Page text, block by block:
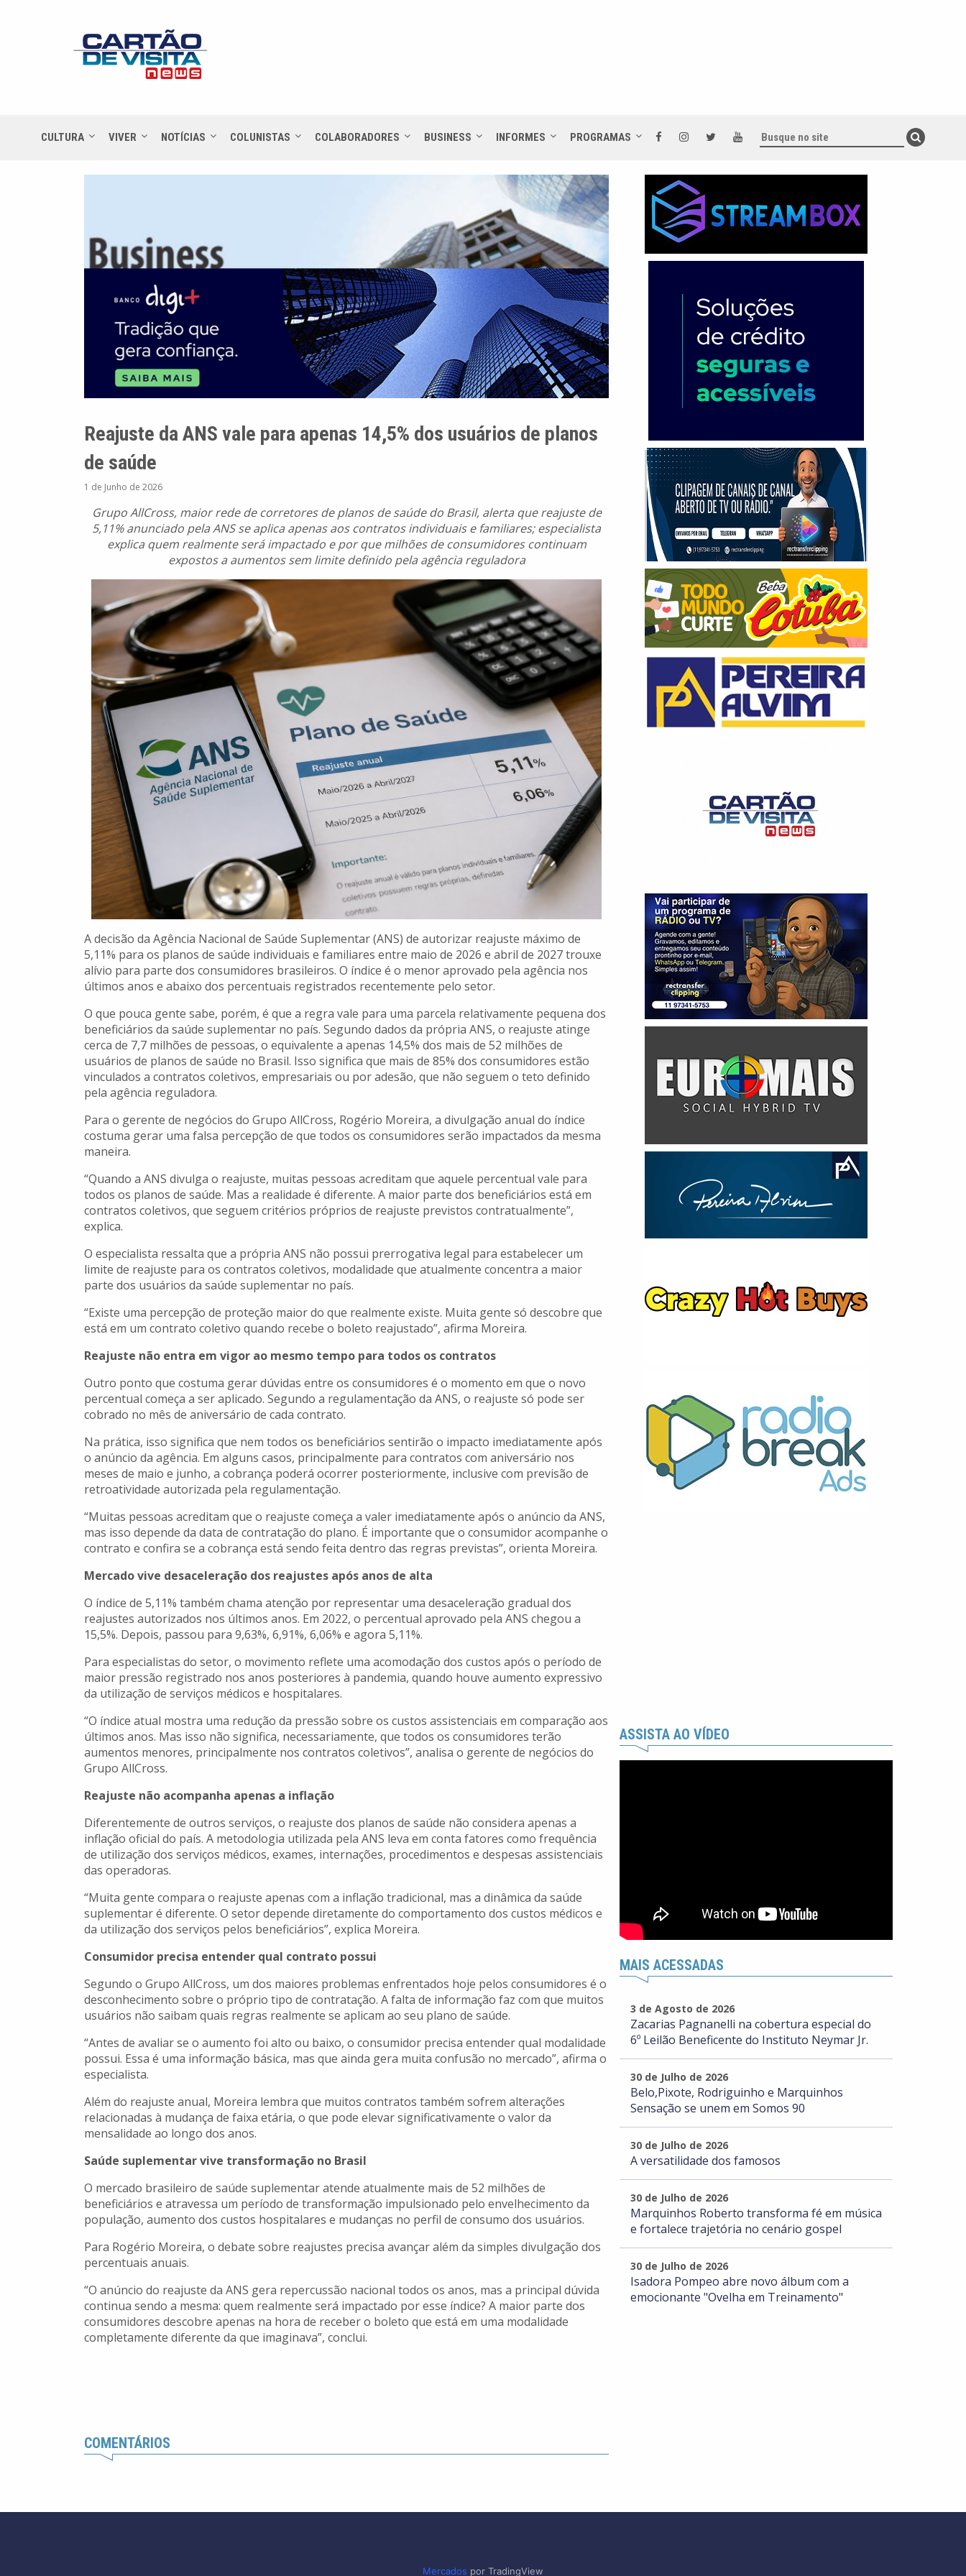
CULTURA VIVER NOTÍCIAS COLUNISTAS COLABORADORES BUSINESS INFORMES PROGRAMAS
Reajuste da ANS vale para apenas 14,5% dos usuários de planos
de saúde
1 de Junho de 2026
Grupo AllCross, maior rede de corretores de planos de saúde do Brasil, alerta que reajuste de
5,11% anunciado pela ANS se aplica apenas aos contratos individuais e familiares; especialista
explica quem realmente será impactado e por que milhões de consumidores continuam
expostos a aumentos sem limite definido pela agência reguladora
A decisão da Agência Nacional de Saúde Suplementar (ANS) de autorizar reajuste máximo de
5,11% para os planos de saúde individuais e familiares entre maio de 2026 e abril de 2027 trouxe
alívio para parte dos consumidores brasileiros. O índice é o menor aprovado pela agência nos
últimos anos e abaixo dos percentuais registrados recentemente pelo setor.
O que pouca gente sabe, porém, é que a regra vale para uma parcela relativamente pequena dos
beneficiários da saúde suplementar no país. Segundo dados da própria ANS, o reajuste atinge
cerca de 7,7 milhões de pessoas, o equivalente a apenas 14,5% dos mais de 52 milhões de
usuários de planos de saúde no Brasil. Isso significa que mais de 85% dos consumidores estão
vinculados a contratos coletivos, empresariais ou por adesão, que não seguem o teto definido
pela agência reguladora.
Para o gerente de negócios do Grupo AllCross, Rogério Moreira, a divulgação anual do índice
costuma gerar uma falsa percepção de que todos os consumidores serão impactados da mesma
maneira.
“Quando a ANS divulga o reajuste, muitas pessoas acreditam que aquele percentual vale para
todos os planos de saúde. Mas a realidade é diferente. A maior parte dos beneficiários está em
contratos coletivos, que seguem critérios próprios de reajuste previstos contratualmente”,
explica.
O especialista ressalta que a própria ANS não possui prerrogativa legal para estabelecer um
limite de reajuste para os contratos coletivos, modalidade que atualmente concentra a maior
parte dos usuários da saúde suplementar no país.
“Existe uma percepção de proteção maior do que realmente existe. Muita gente só descobre que
está em um contrato coletivo quando recebe o boleto reajustado”, afirma Moreira.
Reajuste não entra em vigor ao mesmo tempo para todos os contratos
Outro ponto que costuma gerar dúvidas entre os consumidores é o momento em que o novo
percentual começa a ser aplicado. Segundo a regulamentação da ANS, o reajuste só pode ser
cobrado no mês de aniversário de cada contrato.
Na prática, isso significa que nem todos os beneficiários sentirão o impacto imediatamente após
o anúncio da agência. Em alguns casos, principalmente para contratos com aniversário nos
meses de maio e junho, a cobrança poderá ocorrer posteriormente, inclusive com previsão de
retroatividade autorizada pela regulamentação.
“Muitas pessoas acreditam que o reajuste começa a valer imediatamente após o anúncio da ANS,
mas isso depende da data de contratação do plano. É importante que o consumidor acompanhe o
contrato e confira se a cobrança está sendo feita dentro das regras previstas”, orienta Moreira.
Mercado vive desaceleração dos reajustes após anos de alta
O índice de 5,11% também chama atenção por representar uma desaceleração gradual dos
reajustes autorizados nos últimos anos. Em 2022, o percentual aprovado pela ANS chegou a
15,5%. Depois, passou para 9,63%, 6,91%, 6,06% e agora 5,11%.
Para especialistas do setor, o movimento reflete uma acomodação dos custos após o período de
maior pressão registrado nos anos posteriores à pandemia, quando houve aumento expressivo
da utilização de serviços médicos e hospitalares.
“O índice atual mostra uma redução da pressão sobre os custos assistenciais em comparação aos
últimos anos. Mas isso não significa, necessariamente, que todos os consumidores terão
aumentos menores, principalmente nos contratos coletivos”, analisa o gerente de negócios do
Grupo AllCross.
Reajuste não acompanha apenas a inflação
Diferentemente de outros serviços, o reajuste dos planos de saúde não considera apenas a
inflação oficial do país. A metodologia utilizada pela ANS leva em conta fatores como frequência
de utilização dos serviços médicos, exames, internações, procedimentos e despesas assistenciais
das operadoras.
“Muita gente compara o reajuste apenas com a inflação tradicional, mas a dinâmica da saúde
suplementar é diferente. O setor depende diretamente do comportamento dos custos médicos e
da utilização dos serviços pelos beneficiários”, explica Moreira.
Consumidor precisa entender qual contrato possui
Segundo o Grupo AllCross, um dos maiores problemas enfrentados hoje pelos consumidores é o
desconhecimento sobre o próprio tipo de contratação. A falta de informação faz com que muitos
usuários não saibam quais regras realmente se aplicam ao seu plano de saúde.
“Antes de avaliar se o aumento foi alto ou baixo, o consumidor precisa entender qual modalidade
possui. Essa é uma informação básica, mas que ainda gera muita confusão no mercado”, afirma o
especialista.
Além do reajuste anual, Moreira lembra que muitos contratos também sofrem alterações
relacionadas à mudança de faixa etária, o que pode elevar significativamente o valor da
mensalidade ao longo dos anos.
Saúde suplementar vive transformação no Brasil
O mercado brasileiro de saúde suplementar atende atualmente mais de 52 milhões de
beneficiários e atravessa um período de transformação impulsionado pelo envelhecimento da
população, aumento dos custos hospitalares e mudanças no perfil de consumo dos usuários.
Para Rogério Moreira, o debate sobre reajustes precisa avançar além da simples divulgação dos
percentuais anuais.
“O anúncio do reajuste da ANS gera repercussão nacional todos os anos, mas a principal dúvida
continua sendo a mesma: quem realmente será impactado por esse índice? A maior parte dos
consumidores descobre apenas na hora de receber o boleto que está em uma modalidade
completamente diferente da que imaginava”, conclui.
COMENTÁRIOS
ASSISTA AO VÍDEO
MAIS ACESSADAS
3 de Agosto de 2026
Zacarias Pagnanelli na cobertura especial do
6º Leilão Beneficente do Instituto Neymar Jr.
30 de Julho de 2026
Belo,Pixote, Rodriguinho e Marquinhos
Sensação se unem em Somos 90
30 de Julho de 2026
A versatilidade dos famosos
30 de Julho de 2026
Marquinhos Roberto transforma fé em música
e fortalece trajetória no cenário gospel
30 de Julho de 2026
Isadora Pompeo abre novo álbum com a
emocionante "Ovelha em Treinamento"
Mercados por TradingView